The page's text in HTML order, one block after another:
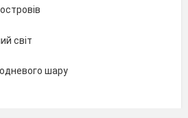
світ
шару